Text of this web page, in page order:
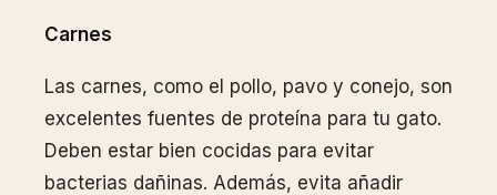
Carnes
Las carnes, como el pollo, pavo y conejo, son
excelentes fuentes de proteína para tu gato.
Deben estar bien cocidas para evitar
bacterias dañinas. Además, evita añadir